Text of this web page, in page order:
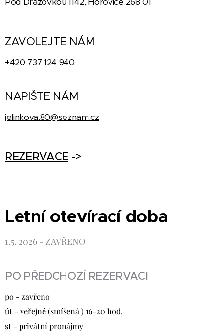
ZAVOLEJTE NÁM
+420 737 124 940
NAPIŠTE NÁM
jelinkova.80@seznam.cz
REZERVACE ->
Letní otevírací doba
1.5. 2026 - ZAVŘENO
PO PŘEDCHOZÍ REZERVACI
po - zavřeno
út - veřejné (smíšená ) 16-20 hod.
st - privátní pronájmy